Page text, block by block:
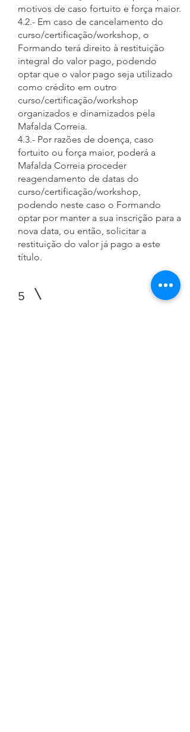
motivos de caso fortuito e força maior.
4.2.- Em caso de cancelamento do
curso/certificação/workshop, o
Formando terá direito à restituição
integral do valor pago, podendo
optar que o valor pago seja utilizado
como crédito em outro
curso/certificação/workshop
organizados e dinamizados pela
Mafalda Correia.
4.3.- Por razões de doença, caso
fortuito ou força maior, poderá a
Mafalda Correia proceder
reagendamento de datas do
curso/certificação/workshop,
podendo neste caso o Formando
optar por manter a sua inscrição para a
nova data, ou então, solicitar a
restituição do valor já pago a este
título.
5